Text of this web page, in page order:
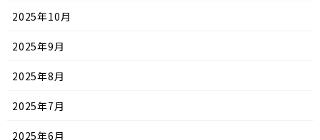
2025年10月
2025年9月
2025年8月
2025年7月
2025年6月